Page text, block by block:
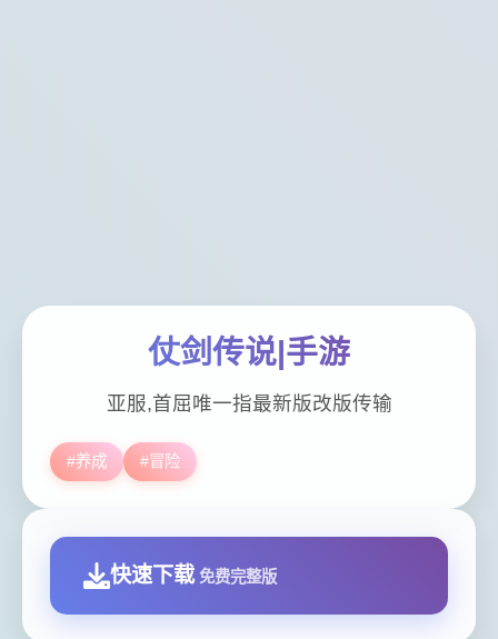
仗剑传说|手游
亚服,首屈唯一指最新版改版传输
#养成 #冒险
快速下载 免费完整版